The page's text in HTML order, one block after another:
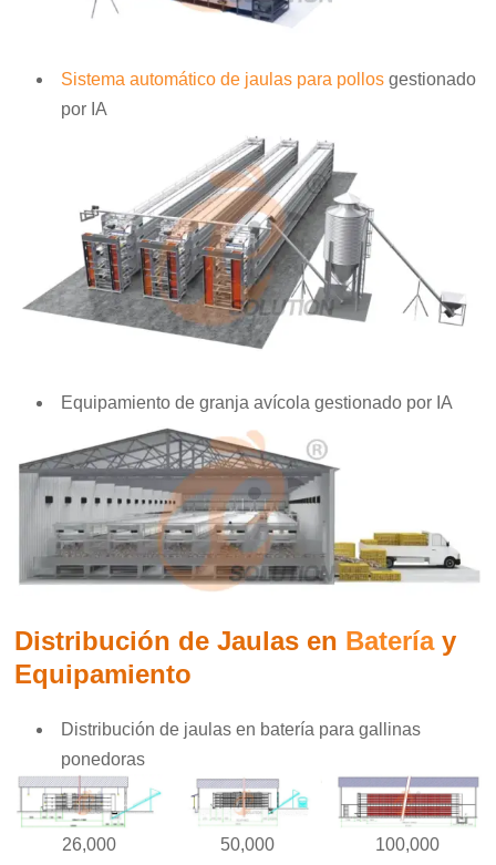
Sistema automático de jaulas para pollos gestionado
por IA
Equipamiento de granja avícola gestionado por IA
Distribución de Jaulas en Bateríay
Equipamiento
Distribución de jaulas en batería para gallinas
ponedoras
26,000
50,000
100,000